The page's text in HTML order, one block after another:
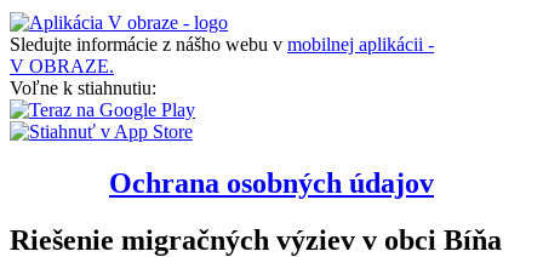
Sledujte informácie z nášho webu v mobilnej aplikácii -
V OBRAZE.
Voľne k stiahnutiu:
Ochrana osobných údajov
Riešenie migračných výziev v obci Bíňa